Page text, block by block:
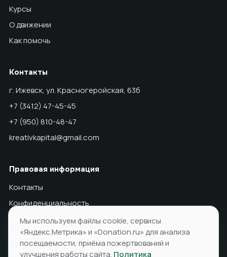
Курсы
О движении
Как помочь
Контакты
г. Ижевск, ул. Красногеройская, 63б
+7 (3412) 47-45-45
+7 (950) 810-48-47
kreativkapital@gmail.com
Правовая информация
Контакты
Конфиденциальность
Политика cookies
Условия использования ПД
Официально
Мы используем файлы cookie, сервисы
«Яндекс.Метрика» и «Donation.ru» для анализа
посещаемости, приёма пожертвований и
улучшения работы сайта. Политика